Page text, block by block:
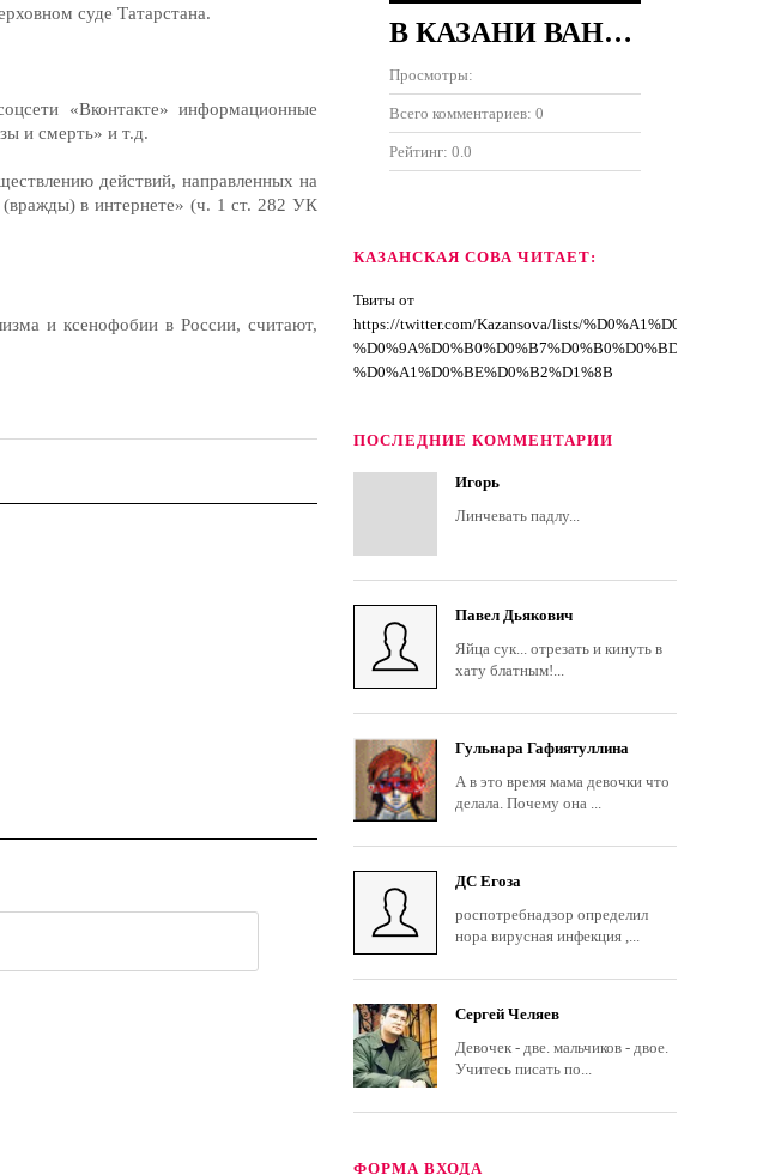
суде Татарстана.
«Вконтакте» информационные
и смерть» и т.д.
действий, направленных на
в интернете» (ч. 1 ст. 282 УК
и ксенофобии в России, считают,
В КАЗАНИ ВАНДАЛЫ РАЗРУШИЛИ 100 ПАМЯТНИКОВ НА КЛАДБИЩЕ
Просмотры:
Всего комментариев: 0
Рейтинг: 0.0
КАЗАНСКАЯ СОВА ЧИТАЕТ:
Твиты от
https://twitter.com/Kazansova/lists/
%D0%A1%D0%BE%D0%B2%D1%8B
ПОСЛЕДНИЕ КОММЕНТАРИИ
Игорь
Линчевать падлу...
Павел Дьякович
Яйца сук... отрезать и кинуть в
хату блатным!...
Гульнара Гафиятуллина
А в это время мама девочки что
делала. Почему она ...
ДС Егоза
роспотребнадзор определил
нора вирусная инфекция ,...
Сергей Челяев
Девочек - две. мальчиков - двое.
Учитесь писать по...
ФОРМА ВХОДА